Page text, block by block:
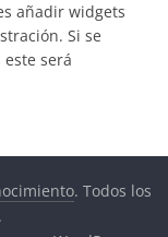
añadir widgets
Si se
será
. Todos los